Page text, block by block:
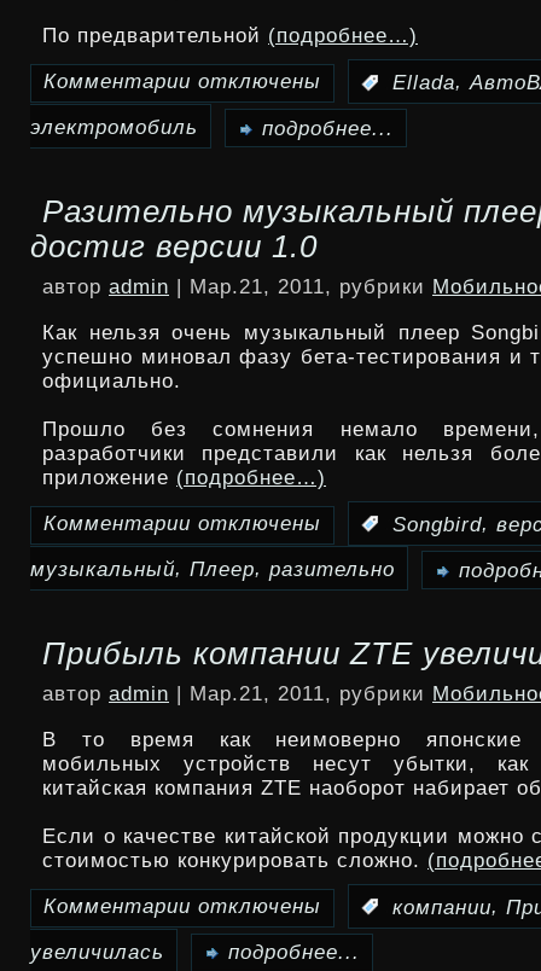
По предварительной (подробнее…)
Комментарии
записи
сделал
электромобиль
Ellada
отключены Ellada,
электромобиль
подробнее...
Разительно музыкальный
достиг версии 1.0
автор admin | Мар.21, 2011, рубрики
Как нельзя очень музыкальный плеер
успешно миновал фазу бета-тестирования и
официально.
Прошло без сомнения немало
разработчики представили как нельзя
приложение (подробнее…)
Комментарии
записи
музыкальный
плеер
Songbird
достиг
1.0
отключены Songbird,
музыкальный, Плеер, разительно
Прибыль компании ZTE
автор admin | Мар.21, 2011, рубрики
В то время как неимоверно японские
мобильных устройств несут убытки,
китайская компания ZTE наоборот набирает
Если о качестве китайской продукции можно
стоимостью конкурировать сложно.
Комментарии
записи
отключены компании,
увеличилась
подробнее...